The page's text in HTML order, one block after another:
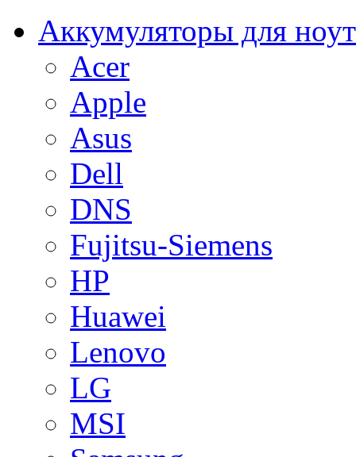
Аккумуляторы для
Acer
Apple
Asus
Dell
DNS
Fujitsu-Siemens
HP
Huawei
Lenovo
LG
MSI